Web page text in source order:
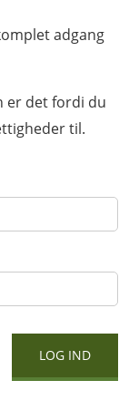
adgang
er det fordi du
til.